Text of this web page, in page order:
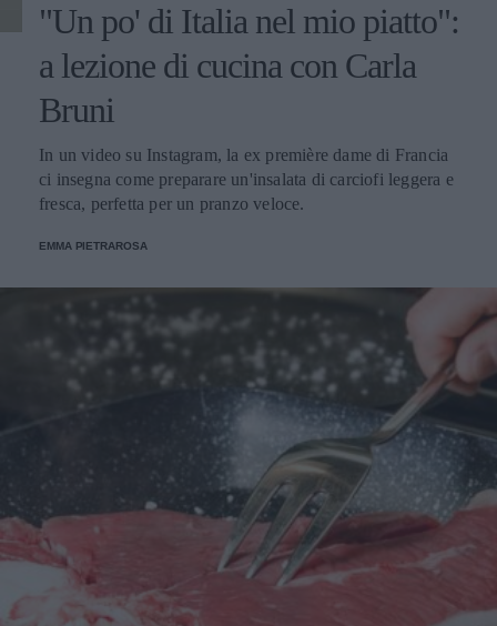
"Un po' di Italia nel mio piatto":
a lezione di cucina con Carla
Bruni
In un video su Instagram, la ex première dame di Francia
ci insegna come preparare un'insalata di carciofi leggera e
fresca, perfetta per un pranzo veloce.
EMMA PIETRAROSA